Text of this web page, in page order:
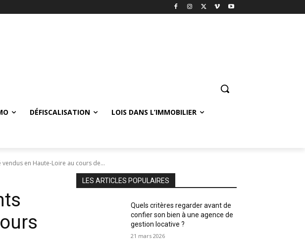
DÉFISCALISATION LOIS DANS L’IMMOBILIER
en Haute-Loire au cours de...
LES ARTICLES POPULAIRES
Quels critères regarder avant de
confier son bien à une agence de
gestion locative ?
21 mars 2026